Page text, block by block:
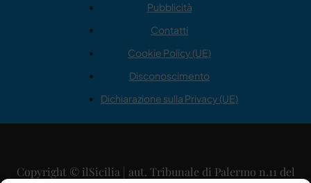
Pubblicità
Contatti
Cookie Policy (UE)
Disconoscimento
Dichiarazione sulla Privacy (UE)
Copyright © ilSicilia | aut. Tribunale di Palermo n.11 del